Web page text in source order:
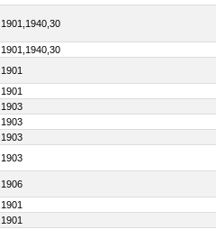
1901,1940,30
1901,1940,30
1901
1901
1903
1903
1903
1903
1906
1901
1901